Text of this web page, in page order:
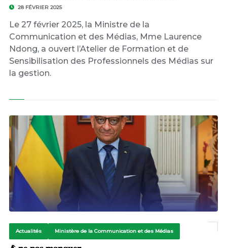
28 FÉVRIER 2025
Le 27 février 2025, la Ministre de la
Communication et des Médias, Mme Laurence
Ndong, a ouvert l’Atelier de Formation et de
Sensibilisation des Professionnels des Médias sur
la gestion.
Actualités Ministère de la Communication et des Médias